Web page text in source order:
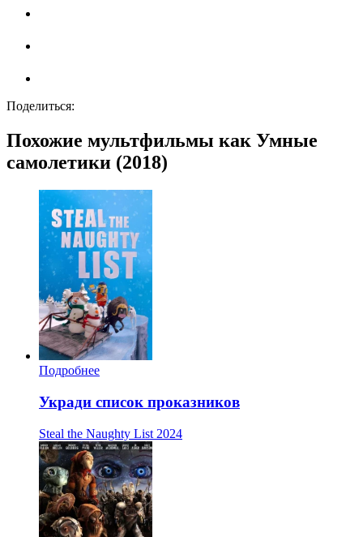
Поделиться:
Похожие мультфильмы как Умные
самолетики (2018)
Подробнее
Укради список проказников
Steal the Naughty List 2024